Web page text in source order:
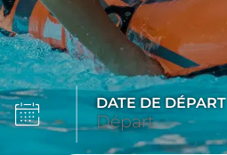
DATE DE DÉPART